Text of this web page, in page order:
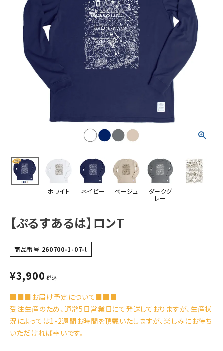
ホワイト ネイビー ベージュ
ダークグ
レー
【ぷるすあるは】ロンT
商品番号 260700-1-07-l
¥3,900 税込
■■■お届け予定について■■■
受注生産のため、通常5日営業日にて発送しておりますが、生産状
況によっては1-2週間お時間を頂戴いたしますが、楽しみにお待ち
いただければ幸いです。